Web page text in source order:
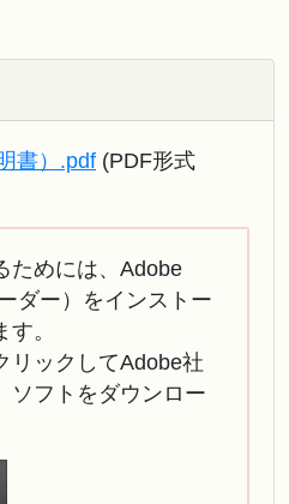
書）.pdf (PDF形式
ためには、Adobe
ダー）をインストー
。
リックしてAdobe社
ソフトをダウンロー